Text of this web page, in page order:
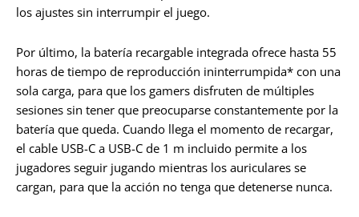
los ajustes sin interrumpir el juego.
Por último, la batería recargable integrada ofrece hasta 55
horas de tiempo de reproducción ininterrumpida* con una
sola carga, para que los gamers disfruten de múltiples
sesiones sin tener que preocuparse constantemente por la
batería que queda. Cuando llega el momento de recargar,
el cable USB-C a USB-C de 1 m incluido permite a los
jugadores seguir jugando mientras los auriculares se
cargan, para que la acción no tenga que detenerse nunca.